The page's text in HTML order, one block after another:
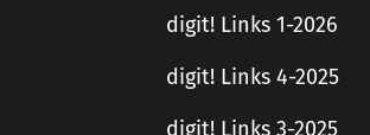
digit! Links 1-2026
digit! Links 4-2025
digit! Links 3-2025